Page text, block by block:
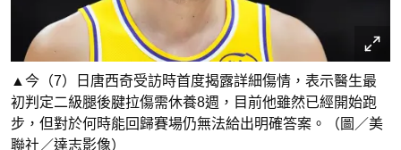
▲今（7）日唐西奇受訪時首度揭露詳細傷情，表示醫生最
初判定二級腿後腱拉傷需休養8週，目前他雖然已經開始跑
步，但對於何時能回歸賽場仍無法給出明確答案。（圖／美
聯社／達志影像）